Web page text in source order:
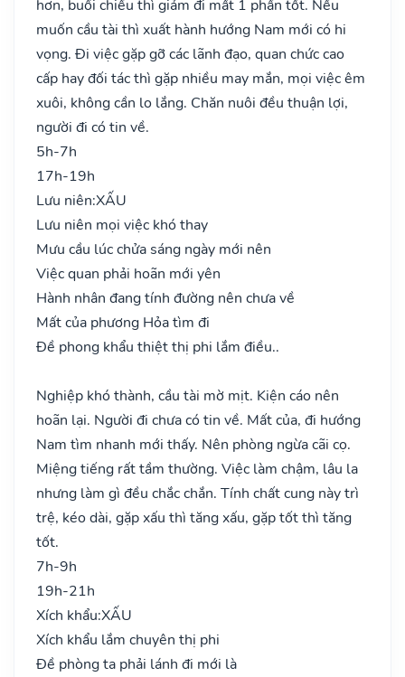
hơn, buổi chiều thì giảm đi mất 1 phần tốt. Nếu
muốn cầu tài thì xuất hành hướng Nam mới có hi
vọng. Đi việc gặp gỡ các lãnh đạo, quan chức cao
cấp hay đối tác thì gặp nhiều may mắn, mọi việc êm
xuôi, không cần lo lắng. Chăn nuôi đều thuận lợi,
người đi có tin về.
5h-7h
17h-19h
Lưu niên:XẤU
Lưu niên mọi việc khó thay
Mưu cầu lúc chửa sáng ngày mới nên
Việc quan phải hoãn mới yên
Hành nhân đang tính đường nên chưa về
Mất của phương Hỏa tìm đi
Đề phong khẩu thiệt thị phi lắm điều..
Nghiệp khó thành, cầu tài mờ mịt. Kiện cáo nên
hoãn lại. Người đi chưa có tin về. Mất của, đi hướng
Nam tìm nhanh mới thấy. Nên phòng ngừa cãi cọ.
Miệng tiếng rất tầm thường. Việc làm chậm, lâu la
nhưng làm gì đều chắc chắn. Tính chất cung này trì
trệ, kéo dài, gặp xấu thì tăng xấu, gặp tốt thì tăng
tốt.
7h-9h
19h-21h
Xích khẩu:XẤU
Xích khẩu lắm chuyên thị phi
Đề phòng ta phải lánh đi mới là